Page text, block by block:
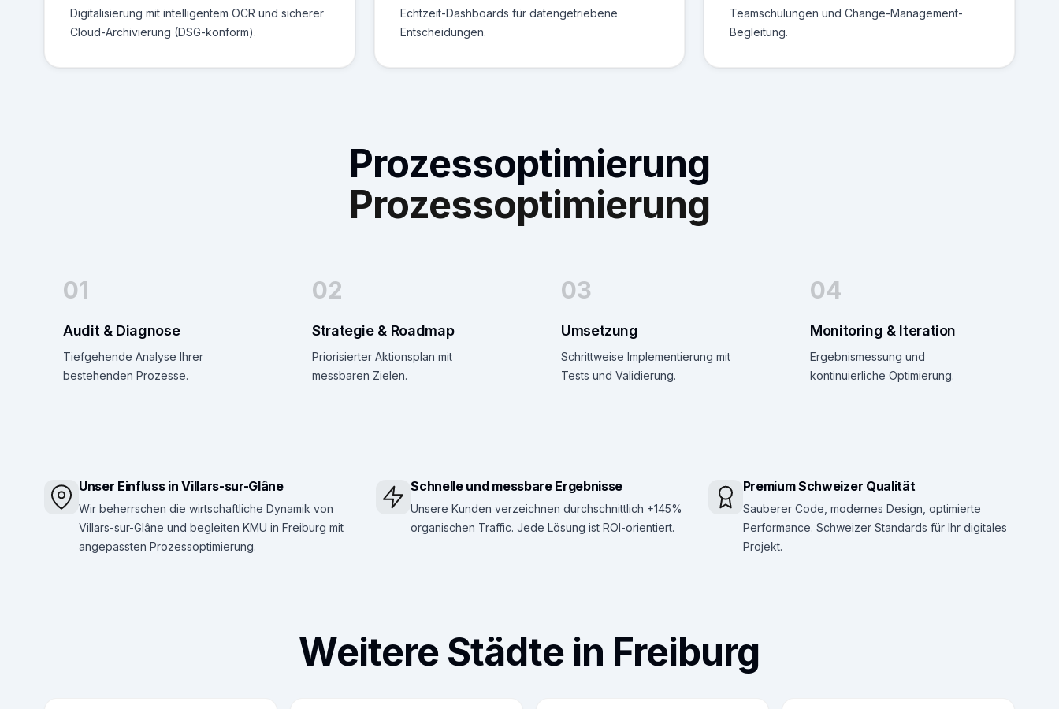
Digitalisierung mit intelligentem OCR und sicherer
Cloud-Archivierung (DSG-konform).
Echtzeit-Dashboards für datengetriebene
Entscheidungen.
Teamschulungen und Change-Management-
Begleitung.
Prozessoptimierung
Prozessoptimierung
01
Audit & Diagnose
Tiefgehende Analyse Ihrer
bestehenden Prozesse.
02
Strategie & Roadmap
Priorisierter Aktionsplan mit
messbaren Zielen.
03
Umsetzung
Schrittweise Implementierung mit
Tests und Validierung.
04
Monitoring & Iteration
Ergebnismessung und
kontinuierliche Optimierung.
Unser Einfluss in Villars-sur-Glâne
Wir beherrschen die wirtschaftliche Dynamik von
Villars-sur-Glâne und begleiten KMU in Freiburg mit
angepassten Prozessoptimierung.
Schnelle und messbare Ergebnisse
Unsere Kunden verzeichnen durchschnittlich +145%
organischen Traffic. Jede Lösung ist ROI-orientiert.
Premium Schweizer Qualität
Sauberer Code, modernes Design, optimierte
Performance. Schweizer Standards für Ihr digitales
Projekt.
Weitere Städte in Freiburg